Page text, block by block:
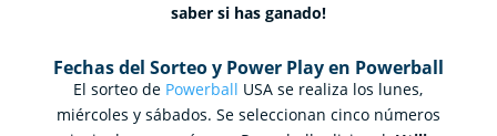
saber si has ganado!
Fechas del Sorteo y Power Play en Powerball
El sorteo de Powerball USA se realiza los lunes,
miércoles y sábados. Se seleccionan cinco números